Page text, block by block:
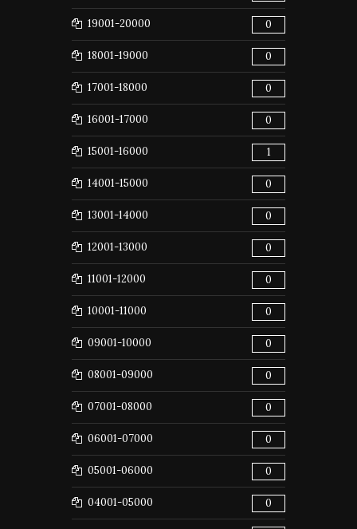
19001-20000 0
18001-19000 0
17001-18000 0
16001-17000 0
15001-16000 1
14001-15000 0
13001-14000 0
12001-13000 0
11001-12000 0
10001-11000 0
09001-10000 0
08001-09000 0
07001-08000 0
06001-07000 0
05001-06000 0
04001-05000 0